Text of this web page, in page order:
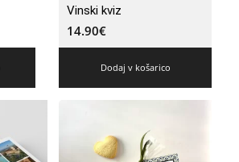
Vinski kviz
14.90€
Dodaj v košarico